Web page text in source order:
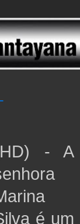
- A
é um